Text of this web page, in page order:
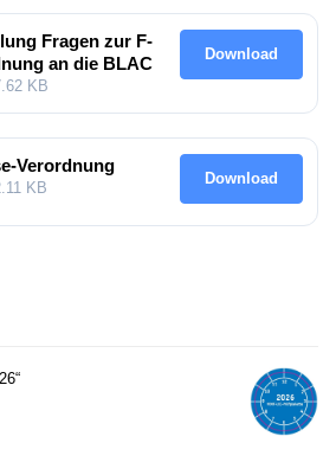
Fragen zur F-
an die BLAC
KB
Download
Verordnung
KB
Download